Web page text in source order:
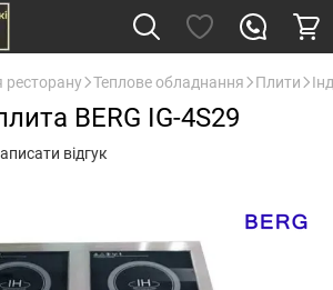
ресторану Теплове обладнання Плити
BERG IG-4S29
відгук